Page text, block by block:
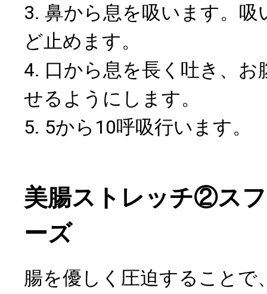
3. 鼻から息を吸います。
ど止めます。
4. 口から息を長く吐き、お
せるようにします。
5. 5から10呼吸行います。
美腸ストレッチ②ス
ーズ
腸を優しく圧迫することで